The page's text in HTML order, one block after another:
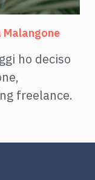
Malangone
ho deciso
freelance.